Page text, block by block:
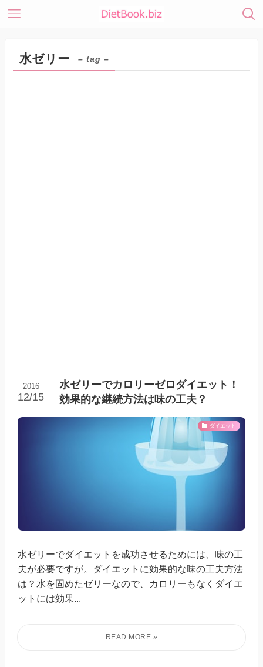
水ゼリー – tag –
水ゼリーでカロリーゼロダイエット！
効果的な継続方法は味の工夫？
2016
12/15
ダイエット
水ゼリーでダイエットを成功させるためには、味の工
夫が必要ですが。ダイエットに効果的な味の工夫方法
は？水を固めたゼリーなので、カロリーもなくダイエ
ットには効果...